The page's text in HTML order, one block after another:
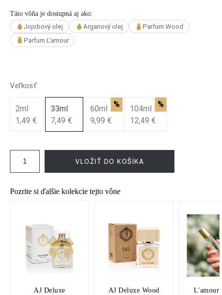
Táto vôňa je dostupná aj ako:
Jojobový olej Arganový olej
Parfum Wood
Parfum L'amour
Veľkosť
2ml
1,49 €
33ml
7,49 €
60ml %
9,99 €
104ml %
12,49 €
VLOŽIŤ DO KOŠÍKA
Pozrite si ďalšie kolekcie tejto vône
AJ Deluxe
AJ Deluxe Wood
L'amour